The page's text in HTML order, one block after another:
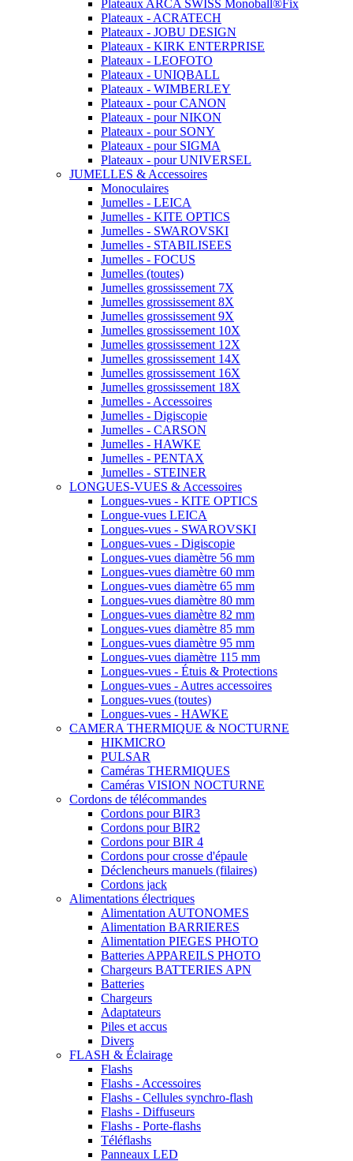
Plateaux ARCA SWISS Monoball®Fix
Plateaux - ACRATECH
Plateaux - JOBU DESIGN
Plateaux - KIRK ENTERPRISE
Plateaux - LEOFOTO
Plateaux - UNIQBALL
Plateaux - WIMBERLEY
Plateaux - pour CANON
Plateaux - pour NIKON
Plateaux - pour SONY
Plateaux - pour SIGMA
Plateaux - pour UNIVERSEL
JUMELLES & Accessoires
Monoculaires
Jumelles - LEICA
Jumelles - KITE OPTICS
Jumelles - SWAROVSKI
Jumelles - STABILISEES
Jumelles - FOCUS
Jumelles (toutes)
Jumelles grossissement 7X
Jumelles grossissement 8X
Jumelles grossissement 9X
Jumelles grossissement 10X
Jumelles grossissement 12X
Jumelles grossissement 14X
Jumelles grossissement 16X
Jumelles grossissement 18X
Jumelles - Accessoires
Jumelles - Digiscopie
Jumelles - CARSON
Jumelles - HAWKE
Jumelles - PENTAX
Jumelles - STEINER
LONGUES-VUES & Accessoires
Longues-vues - KITE OPTICS
Longue-vues LEICA
Longues-vues - SWAROVSKI
Longues-vues - Digiscopie
Longues-vues diamètre 56 mm
Longues-vues diamètre 60 mm
Longues-vues diamètre 65 mm
Longues-vues diamètre 80 mm
Longues-vues diamètre 82 mm
Longues-vues diamètre 85 mm
Longues-vues diamètre 95 mm
Longues-vues diamètre 115 mm
Longues-vues - Étuis & Protections
Longues-vues - Autres accessoires
Longues-vues (toutes)
Longues-vues - HAWKE
CAMERA THERMIQUE & NOCTURNE
HIKMICRO
PULSAR
Caméras THERMIQUES
Caméras VISION NOCTURNE
Cordons de télécommandes
Cordons pour BIR3
Cordons pour BIR2
Cordons pour BIR 4
Cordons pour crosse d'épaule
Déclencheurs manuels (filaires)
Cordons jack
Alimentations électriques
Alimentation AUTONOMES
Alimentation BARRIERES
Alimentation PIEGES PHOTO
Batteries APPAREILS PHOTO
Chargeurs BATTERIES APN
Batteries
Chargeurs
Adaptateurs
Piles et accus
Divers
FLASH & Éclairage
Flashs
Flashs - Accessoires
Flashs - Cellules synchro-flash
Flashs - Diffuseurs
Flashs - Porte-flashs
Téléflashs
Panneaux LED